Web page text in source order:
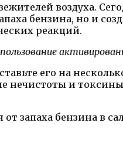
воздуха.
бензина, но и
реакций.
его на
нечистоты и
запаха бензина в